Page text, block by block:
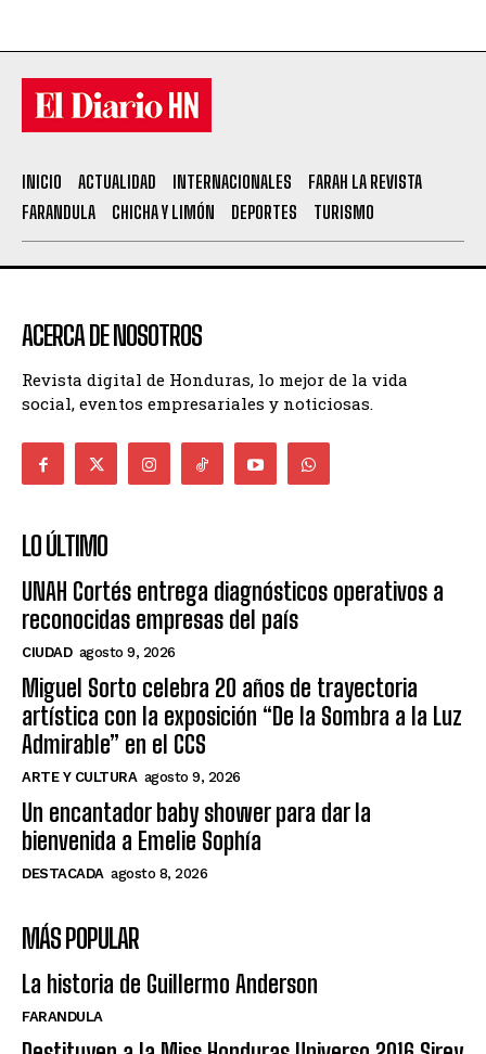
INICIO ACTUALIDAD INTERNACIONALES
FARAH LA REVISTA
FARANDULA
CHICHA Y LIMÓN DEPORTES TURISMO
ACERCA DE NOSOTROS
Revista digital de Honduras, lo mejor de la vida
social, eventos empresariales y noticiosas.
LO ÚLTIMO
UNAH Cortés entrega diagnósticos operativos a
reconocidas empresas del país
CIUDAD agosto 9, 2026
Miguel Sorto celebra 20 años de trayectoria
artística con la exposición “De la Sombra a la Luz
Admirable” en el CCS
ARTE Y CULTURA agosto 9, 2026
Un encantador baby shower para dar la
bienvenida a Emelie Sophía
DESTACADA agosto 8, 2026
MÁS POPULAR
La historia de Guillermo Anderson
FARANDULA